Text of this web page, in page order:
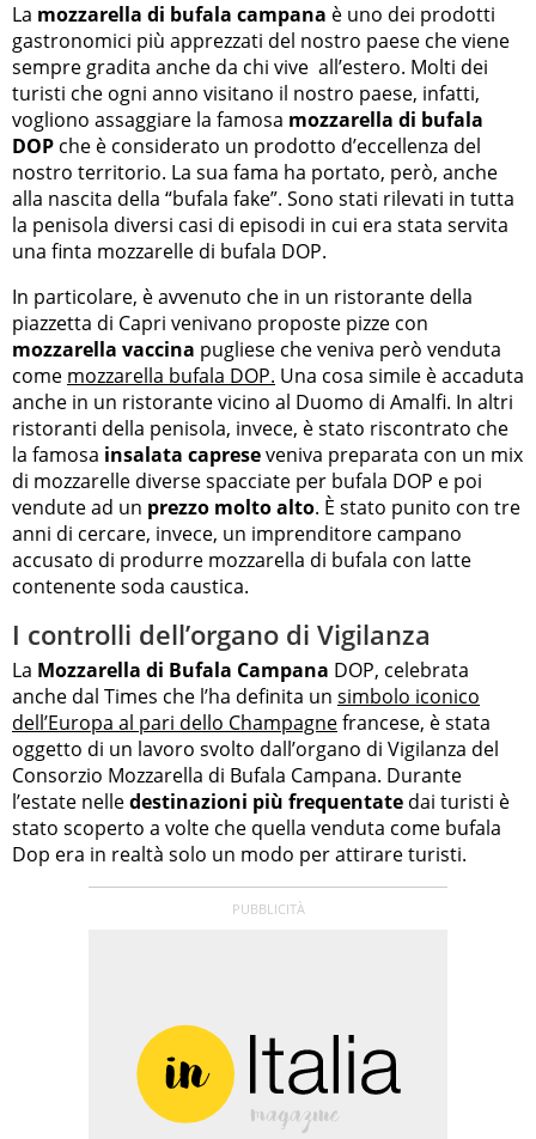
La mozzarella di bufala campana è uno dei prodotti
gastronomici più apprezzati del nostro paese che viene
sempre gradita anche da chi vive all’estero. Molti dei
turisti che ogni anno visitano il nostro paese, infatti,
vogliono assaggiare la famosa mozzarella di bufala
DOP che è considerato un prodotto d’eccellenza del
nostro territorio. La sua fama ha portato, però, anche
alla nascita della “bufala fake”. Sono stati rilevati in tutta
la penisola diversi casi di episodi in cui era stata servita
una finta mozzarelle di bufala DOP.
In particolare, è avvenuto che in un ristorante della
piazzetta di Capri venivano proposte pizze con
mozzarella vaccina pugliese che veniva però venduta
come mozzarella bufala DOP. Una cosa simile è accaduta
anche in un ristorante vicino al Duomo di Amalfi. In altri
ristoranti della penisola, invece, è stato riscontrato che
la famosa insalata capreseveniva preparata con un mix
di mozzarelle diverse spacciate per bufala DOP e poi
vendute ad un prezzo molto alto. È stato punito con tre
anni di cercare, invece, un imprenditore campano
accusato di produrre mozzarella di bufala con latte
contenente soda caustica.
I controlli dell’organo di Vigilanza
La Mozzarella di Bufala Campana DOP, celebrata
anche dal Times che l’ha definita un simbolo iconico
dell’Europa al pari dello Champagnefrancese, è stata
oggetto di un lavoro svolto dall’organo di Vigilanza del
Consorzio Mozzarella di Bufala Campana. Durante
l’estate nelledestinazioni più frequentate dai turisti è
stato scoperto a volte che quella venduta come bufala
Dop era in realtà solo un modo per attirare turisti.